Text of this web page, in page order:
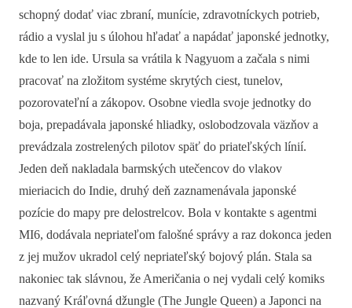
schopný dodať viac zbraní, munície, zdravotníckych potrieb,
rádio a vyslal ju s úlohou hľadať a napádať japonské jednotky,
kde to len ide. Ursula sa vrátila k Nagyuom a začala s nimi
pracovať na zložitom systéme skrytých ciest, tunelov,
pozorovateľní a zákopov. Osobne viedla svoje jednotky do
boja, prepadávala japonské hliadky, oslobodzovala väzňov a
prevádzala zostrelených pilotov späť do priateľských línií.
Jeden deň nakladala barmských utečencov do vlakov
mieriacich do Indie, druhý deň zaznamenávala japonské
pozície do mapy pre delostrelcov. Bola v kontakte s agentmi
MI6, dodávala nepriateľom falošné správy a raz dokonca jeden
z jej mužov ukradol celý nepriateľský bojový plán. Stala sa
nakoniec tak slávnou, že Američania o nej vydali celý komiks
nazvaný Kráľovná džungle (The Jungle Queen) a Japonci na